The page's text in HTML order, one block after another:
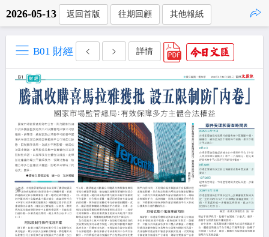
2026-05-13 返回首版 往期回顧 其他報紙
B01 財經 詳情